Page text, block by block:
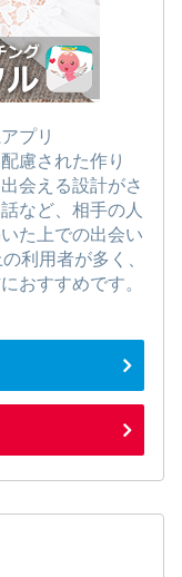
プリ
慮された作り
会える設計がさ
など、相手の人
た上での出会い
利用者が多く、
おすすめです。